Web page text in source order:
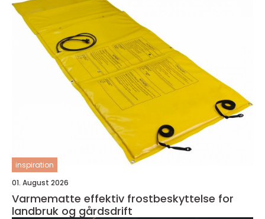
inspiration
01. August 2026
Varmematte effektiv frostbeskyttelse for
landbruk og gårdsdrift